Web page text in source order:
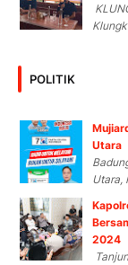
POLITIK
Utara
Utara,
2024